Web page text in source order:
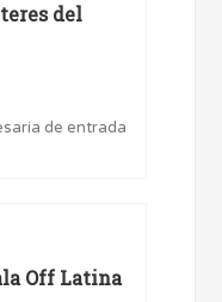
del
de entrada
Off Latina